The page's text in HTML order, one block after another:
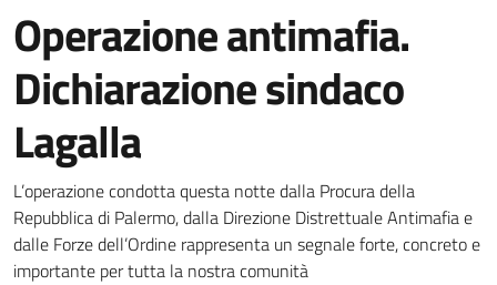
Operazione antimafia.
Dichiarazione sindaco
Lagalla
Dettagli della notizia
L’operazione condotta questa notte dalla Procura della
Repubblica di Palermo, dalla Direzione Distrettuale Antimafia e
dalle Forze dell’Ordine rappresenta un segnale forte, concreto e
importante per tutta la nostra comunità